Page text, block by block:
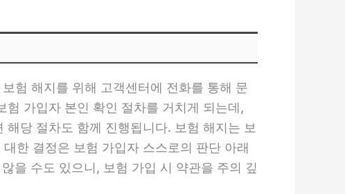
험 해지를 위해 고객센터에 전화를 통해 문
가입자 본인 확인 절차를 거치게 되는데,
당 절차도 함께 진행됩니다. 보험 해지는 보
한 결정은 보험 가입자 스스로의 판단 아래
을 수도 있으니, 보험 가입 시 약관을 주의 깊